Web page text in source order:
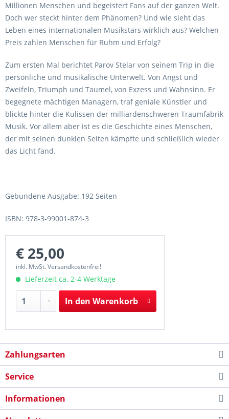
Millionen Menschen und begeistert Fans auf der ganzen Welt.
Doch wer steckt hinter dem Phänomen? Und wie sieht das
Leben eines internationalen Musikstars wirklich aus? Welchen
Preis zahlen Menschen für Ruhm und Erfolg?
Zum ersten Mal berichtet Parov Stelar von seinem Trip in die
persönliche und musikalische Unterwelt. Von Angst und
Zweifeln, Triumph und Taumel, von Exzess und Wahnsinn. Er
begegnete mächtigen Managern, traf geniale Künstler und
blickte hinter die Kulissen der milliardenschweren Traumfabrik
Musik. Vor allem aber ist es die Geschichte eines Menschen,
der mit seinen dunklen Seiten kämpfte und schließlich wieder
das Licht fand.
Gebundene Ausgabe: 192 Seiten
ISBN: 978-3-99001-874-3
€ 25,00
inkl. MwSt. Versandkostenfrei!
Lieferzeit ca. 2-4 Werktage
In den Warenkorb
Zahlungsarten
Service
Informationen